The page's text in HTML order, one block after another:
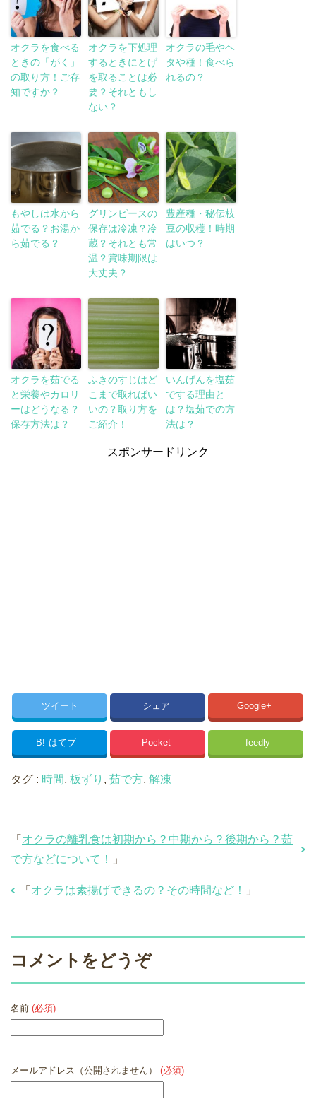
オクラを食べる
ときの「がく」
の取り方！ご存
知ですか？
オクラを下処理
するときにとげ
を取ることは必
要？それともし
ない？
オクラの毛やヘ
タや種！食べら
れるの？
もやしは水から
茹でる？お湯か
ら茹でる？
グリンピースの
保存は冷凍？冷
蔵？それとも常
温？賞味期限は
大丈夫？
豊産種・秘伝枝
豆の収穫！時期
はいつ？
オクラを茹でる
と栄養やカロリ
ーはどうなる？
保存方法は？
ふきのすじはど
こまで取ればい
いの？取り方を
ご紹介！
いんげんを塩茹
でする理由と
は？塩茹での方
法は？
スポンサードリンク
ツイート シェア Google+
B! はてブ Pocket feedly
タグ : 時間, 板ずり , 茹で方, 解凍
「 オクラの離乳食は初期から？中期から？後期から？茹
で方などについて！
」
「 オクラは素揚げできるの？その時間など！ 」
コメントをどうぞ
名前 (必須)
メールアドレス（公開されません） (必須)